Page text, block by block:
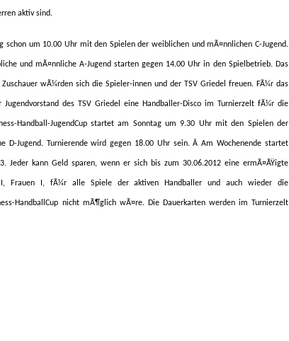
aktiv sind.
schon um 10.00 Uhr mit den Spielen der weiblichen und mÃ¤nnlichen C-Jugend.
und mÃ¤nnliche A-Jugend starten gegen 14.00 Uhr in den Spielbetrieb. Das
wÃ¼rden sich die Spieler-innen und der TSV Griedel freuen. FÃ¼r das
des TSV Griedel eine Handballer-Disco im Turnierzelt fÃ¼r die
Handball-JugendCup startet am Sonntag um 9.30 Uhr mit den Spielen der
D-Jugend. Turnierende wird gegen 18.00 Uhr sein.ÂAm Wochenende startet
Jeder kann Geld sparen, wenn er sich bis zum 30.06.2012 eine ermÃ¤ÃŸigte
Frauen I, fÃ¼r alle Spiele der aktiven Handballer und auch wieder die
HandballCup nicht mÃ¶glich wÃ¤re. Die Dauerkarten werden im Turnierzelt